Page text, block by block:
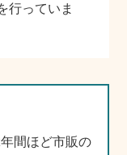
行っていま
間ほど市販の